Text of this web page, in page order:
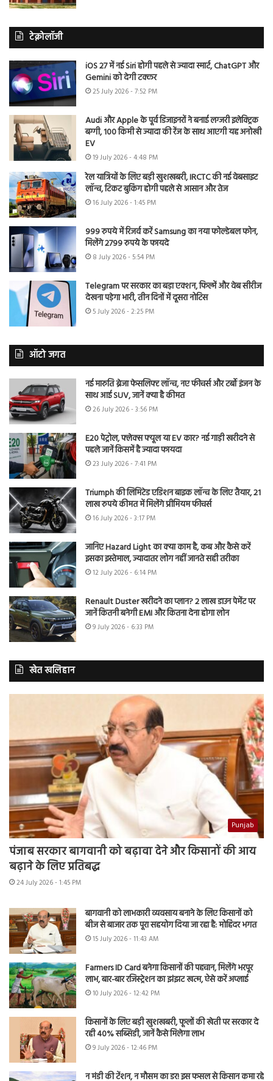
टेक्नोलॉजी
iOS 27 में नई Siri होगी पहले से ज्यादा स्मार्ट, ChatGPT और
Gemini को देगी टक्कर
25 July 2026 - 7:52 PM
Audi और Apple के पूर्व डिजाइनरों ने बनाई लग्जरी इलेक्ट्रिक
बग्गी, 100 किमी से ज्यादा की रेंज के साथ आएगी यह अनोखी
EV
19 July 2026 - 4:48 PM
रेल यात्रियों के लिए बड़ी खुशखबरी, IRCTC की नई वेबसाइट
लॉन्च, टिकट बुकिंग होगी पहले से आसान और तेज
16 July 2026 - 1:45 PM
999 रुपये में रिजर्व करें Samsung का नया फोल्डेबल फोन,
मिलेंगे 2799 रुपये के फायदे
8 July 2026 - 5:54 PM
Telegram पर सरकार का बड़ा एक्शन, फिल्में और वेब सीरीज
देखना पड़ेगा भारी, तीन दिनों में दूसरा नोटिस
5 July 2026 - 2:25 PM
ऑटो जगत
नई मारुति ब्रेजा फेसलिफ्ट लॉन्च, नए फीचर्स और टर्बो इंजन के
साथ आई SUV, जानें क्या है कीमत
26 July 2026 - 3:56 PM
E20 पेट्रोल, फ्लेक्स फ्यूल या EV कार? नई गाड़ी खरीदने से
पहले जानें किसमें है ज्यादा फायदा
23 July 2026 - 7:41 PM
Triumph की लिमिटेड एडिशन बाइक लॉन्च के लिए तैयार, 21
लाख रुपये कीमत में मिलेंगे प्रीमियम फीचर्स
16 July 2026 - 3:17 PM
जानिए Hazard Light का क्या काम है, कब और कैसे करें
इसका इस्तेमाल, ज्यादातर लोग नहीं जानते सही तरीका
12 July 2026 - 6:14 PM
Renault Duster खरीदने का प्लान? 2 लाख डाउन पेमेंट पर
जानें कितनी बनेगी EMI और कितना देना होगा लोन
9 July 2026 - 6:33 PM
खेत खलिहान
Punjab
पंजाब सरकार बागवानी को बढ़ावा देने और किसानों की आय
बढ़ाने के लिए प्रतिबद्ध
24 July 2026 - 1:45 PM
बागवानी को लाभकारी व्यवसाय बनाने के लिए किसानों को
बीज से बाजार तक पूरा सहयोग दिया जा रहा है: मोहिंदर भगत
15 July 2026 - 11:43 AM
Farmers ID Card बनेगा किसानों की पहचान, मिलेंगे भरपूर
लाभ, बार-बार रजिस्ट्रेशन का झंझट खत्म, ऐसे करें अप्लाई
10 July 2026 - 12:42 PM
किसानों के लिए बड़ी खुशखबरी, फूलों की खेती पर सरकार दे
रही 40% सब्सिडी, जानें कैसे मिलेगा लाभ
9 July 2026 - 12:46 PM
न मंडी की टेंशन, न मौसम का डर! इस फसल से किसान कमा रहे